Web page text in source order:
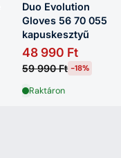
Duo Evolution
Gloves 56 70 055
kapuskesztyű
48 990 Ft
59 990 Ft -18%
Raktáron